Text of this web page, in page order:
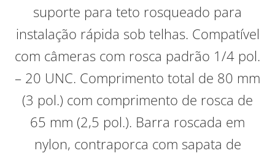
suporte para teto rosqueado para
instalação rápida sob telhas. Compatível
com câmeras com rosca padrão 1/4 pol.
– 20 UNC. Comprimento total de 80 mm
(3 pol.) com comprimento de rosca de
65 mm (2,5 pol.). Barra roscada em
nylon, contraporca com sapata de